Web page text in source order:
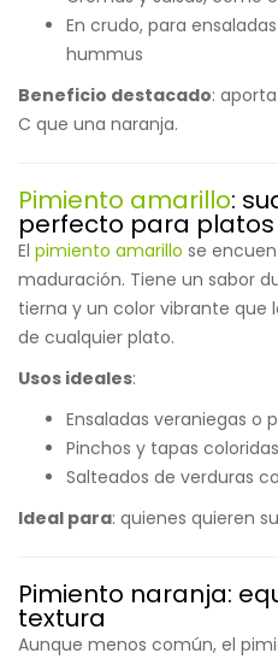
En crudo, para
hummus
Beneficio destacado:
C que una naranja.
Pimiento amarillo:
perfecto para
El pimiento amarillo se
maduración. Tiene un sabor
tierna y un color vibrante que
de cualquier plato.
Usos ideales:
Ensaladas veraniegas o
Pinchos y tapas coloridas
Salteados de verduras
Ideal para: quienes quieren
Pimiento naranja:
textura
Aunque menos común, el